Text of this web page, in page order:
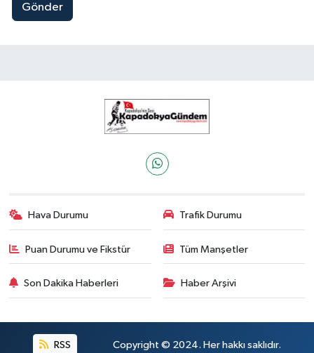
Gönder
Hava Durumu Trafik Durumu
Puan Durumu ve Fikstür Tüm Manşetler
Son Dakika Haberleri Haber Arşivi
RSS Copyright © 2024. Her hakkı saklıdır.